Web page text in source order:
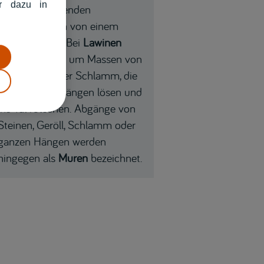
herabstürzenden
Schneemassen von einem
Bei Lawinen
handelt es sich um Massen von
Eis oder Schlamm, die
von Berghängen lösen und
Tal rutschen. Abgänge von
Geröll, Schlamm oder
Hängen werden
als Muren bezeichnet.
dazu in